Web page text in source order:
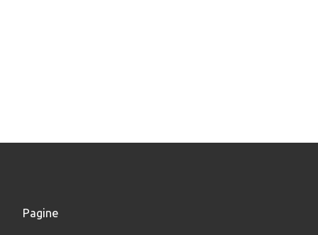
Pagine